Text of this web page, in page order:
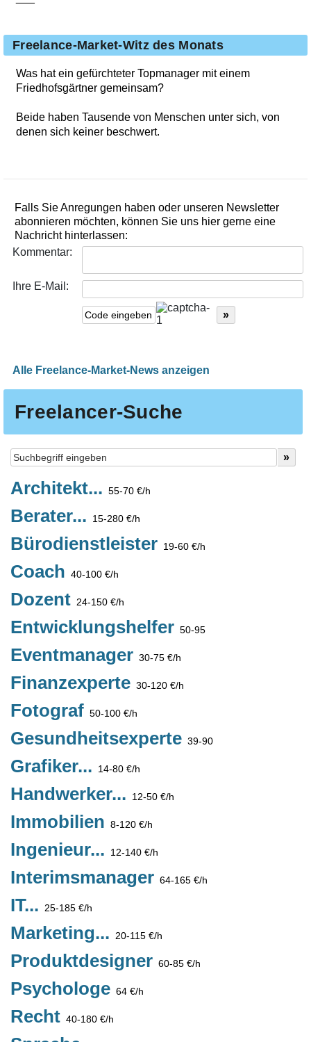
Freelancer-Suche
Architekt... 55-70 €/h
Berater... 15-280 €/h
Bürodienstleister 19-60 €/h
Coach 40-100 €/h
Dozent 24-150 €/h
Entwicklungshelfer 50-95
Eventmanager 30-75 €/h
Finanzexperte 30-120 €/h
Fotograf 50-100 €/h
Gesundheitsexperte 39-90
Grafiker... 14-80 €/h
Handwerker... 12-50 €/h
Immobilien 8-120 €/h
Ingenieur... 12-140 €/h
Interimsmanager 64-165 €/h
IT... 25-185 €/h
Marketing... 20-115 €/h
Produktdesigner 60-85 €/h
Psychologe 64 €/h
Recht 40-180 €/h
Freelance-Market-Witz des Monats
Was hat ein gefürchteter Topmanager mit einem
Friedhofsgärtner gemeinsam?
Beide haben Tausende von Menschen unter sich, von
denen sich keiner beschwert.
Falls Sie Anregungen haben oder unseren Newsletter
abonnieren möchten, können Sie uns hier gerne eine
Nachricht hinterlassen:
Kommentar:
Ihre E-Mail:
Alle Freelance-Market-News anzeigen